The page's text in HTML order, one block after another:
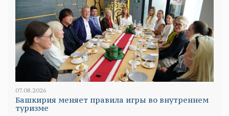
07.08.2026
Башкирия меняет правила игры во внутреннем
туризме